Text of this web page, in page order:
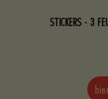
STICKERS - 3